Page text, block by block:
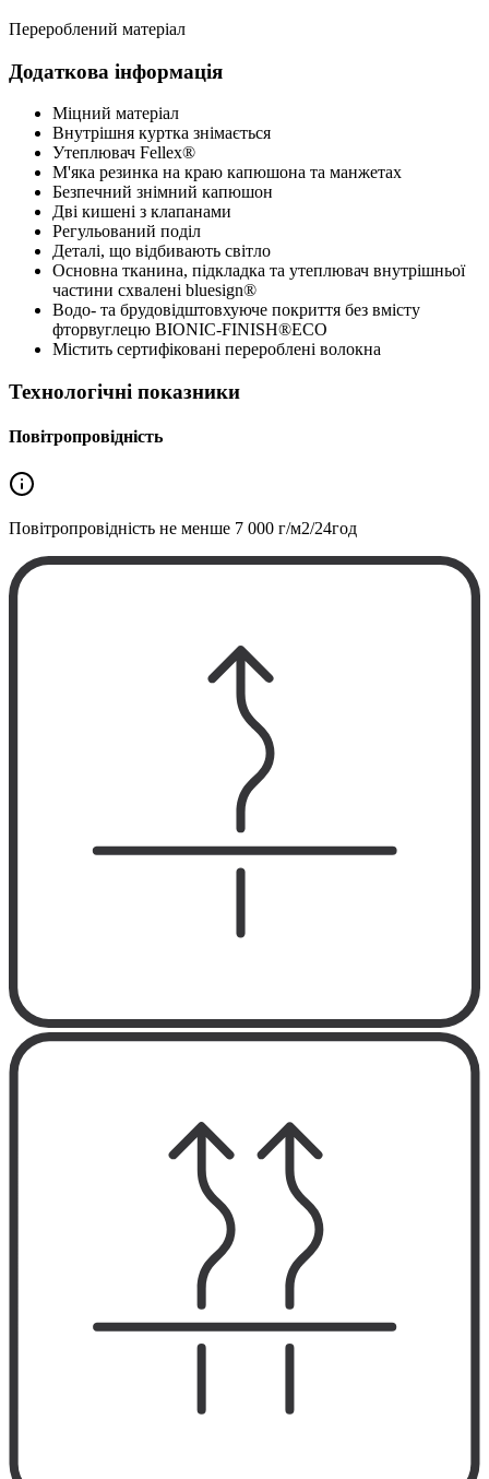
Перероблений матеріал
Додаткова інформація
Міцний матеріал
Внутрішня куртка знімається
Утеплювач Fellex®
М'яка резинка на краю капюшона та манжетах
Безпечний знімний капюшон
Дві кишені з клапанами
Регульований поділ
Деталі, що відбивають світло
Основна тканина, підкладка та утеплювач внутрішньої
частини схвалені bluesign®
Водо- та брудовідштовхуюче покриття без вмісту
фторвуглецю BIONIC-FINISH®ECO
Містить сертифіковані перероблені волокна
Технологічні показники
Повітропровідність
Повітропровідність не менше 7 000 г/м2/24год